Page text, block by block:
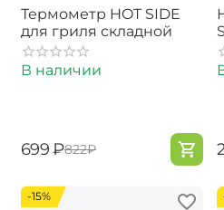
Термометр HOT SIDE
для гриля складной
В наличии
‍699‍ ₽‍822‍₽
-15%